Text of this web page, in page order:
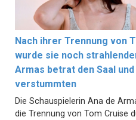
Nach ihrer Trennung von
wurde sie noch
Armas betrat den Saal und
verstummten
Die Schauspielerin Ana de
die Trennung von Tom Cruise